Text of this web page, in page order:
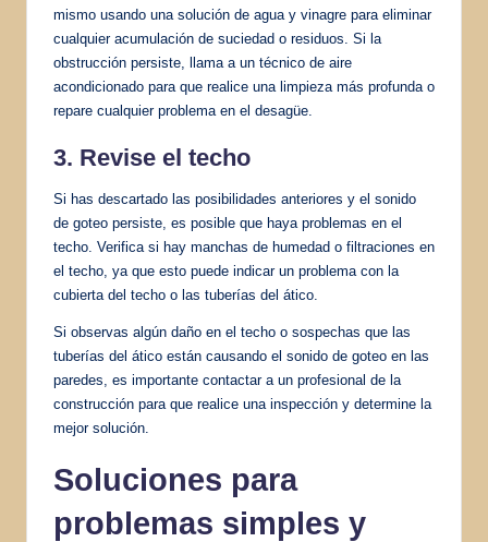
mismo usando una solución de agua y vinagre para eliminar
cualquier acumulación de suciedad o residuos. Si la
obstrucción persiste, llama a un técnico de aire
acondicionado para que realice una limpieza más profunda o
repare cualquier problema en el desagüe.
3. Revise el techo
Si has descartado las posibilidades anteriores y el sonido
de goteo persiste, es posible que haya problemas en el
techo. Verifica si hay manchas de humedad o filtraciones en
el techo, ya que esto puede indicar un problema con la
cubierta del techo o las tuberías del ático.
Si observas algún daño en el techo o sospechas que las
tuberías del ático están causando el sonido de goteo en las
paredes, es importante contactar a un profesional de la
construcción para que realice una inspección y determine la
mejor solución.
Soluciones para
problemas simples y